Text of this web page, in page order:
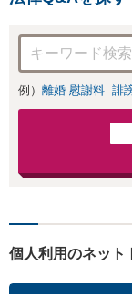
例） 離婚 慰謝料 誹
個人利用のネット